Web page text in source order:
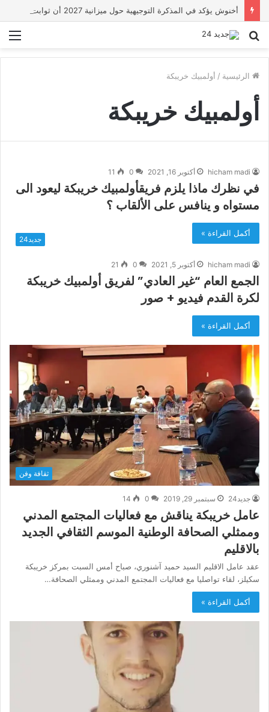
بحث
الرئيسية / أولمبيك خريبكة
أولمبيك خريبكة
hicham madi أكتوبر 16, 2021 0
11
في نظرك ماذا يلزم فريقأولمبيك خريبكة ليعود الى
مستواه و ينافس على الألقاب ؟
أكمل القراءة »
جديد24
hicham madi أكتوبر 5, 2021 0
21
الجمع العام “غير العادي” لفريق أولمبيك خريبكة
لكرة القدم فيديو + صور
أكمل القراءة »
ثقافة وفن
جديد24 سبتمبر 29, 2019 0
14
عامل خريبكة يناقش مع فعاليات المجتمع المدني
وممثلي الصحافة الوطنية الموسم الثقافي الجديد
بالاقليم
عقد عامل الاقليم السيد حميد آشنوري، صباح أمس السبت بمركز خريبكة
سكيلز، لقاء تواصليا مع فعاليات المجتمع المدني وممثلي الصحافة…
أكمل القراءة »